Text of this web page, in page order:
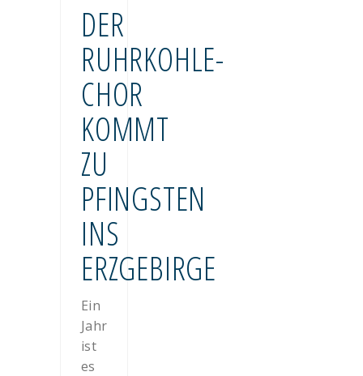
DER
RUHRKOHLE-
CHOR
KOMMT
ZU
PFINGSTEN
INS
ERZGEBIRGE
Ein
Jahr
ist
es